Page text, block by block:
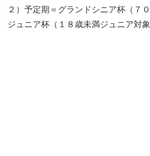
２）予定期＝グランドシニア杯（７
ジュニア杯（１８歳未満ジュニア対象